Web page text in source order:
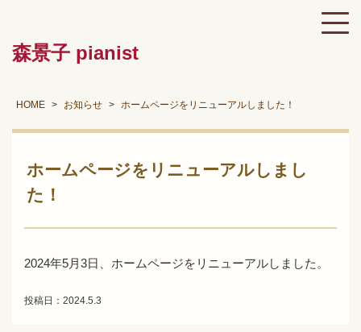
森景子 pianist
HOME お知らせ ホームページをリニューアルしました！
ホームページをリニューアルしまし
た！
2024年5月3日、ホームページをリニューアルしました。
投稿日：2024.5.3